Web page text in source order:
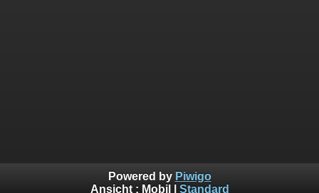
Powered by Piwigo
Ansicht : Mobil Standard